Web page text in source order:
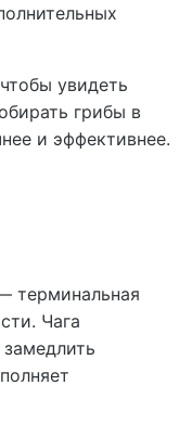
увидеть
грибы в
и эффективнее.
терминальная
Чага